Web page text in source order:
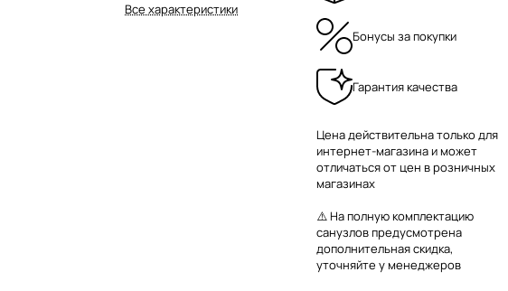
Все характеристики
Бонусы за покупки
Гарантия качества
Цена действительна только для
интернет-магазина и может
отличаться от цен в розничных
магазинах
⚠️ На полную комплектацию
санузлов предусмотрена
дополнительная скидка,
уточняйте у менеджеров